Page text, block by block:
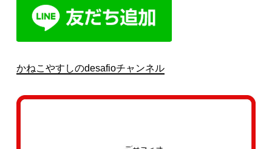
かねこやすしのdesafioチャンネル